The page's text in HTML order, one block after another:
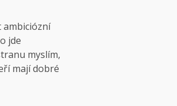
ambiciózní
jde
myslím,
mají dobré